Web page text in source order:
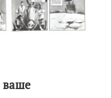
ваше